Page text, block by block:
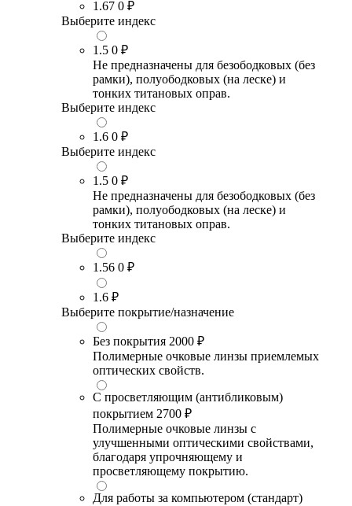
1.67 0 ₽
Выберите индекс
1.5 0 ₽
Не предназначены для безободковых (без
рамки), полуободковых (на леске) и
тонких титановых оправ.
Выберите индекс
1.6 0 ₽
Выберите индекс
1.5 0 ₽
Не предназначены для безободковых (без
рамки), полуободковых (на леске) и
тонких титановых оправ.
Выберите индекс
1.56 0 ₽
1.6 ₽
Выберите покрытие/назначение
Без покрытия 2000 ₽
Полимерные очковые линзы приемлемых
оптических свойств.
С просветляющим (антибликовым)
покрытием 2700 ₽
Полимерные очковые линзы с
улучшенными оптическими свойствами,
благодаря упрочняющему и
просветляющему покрытию.
Для работы за компьютером (стандарт)